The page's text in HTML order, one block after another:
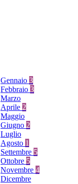
Gennaio 3
Febbraio 3
Marzo
Aprile 2
Maggio
Giugno 2
Luglio
Agosto 1
Settembre 5
Ottobre 5
Novembre 4
Dicembre